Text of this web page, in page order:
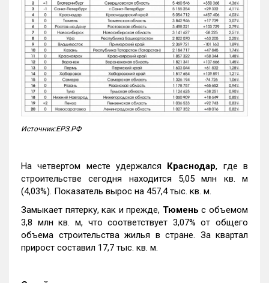
Источник:ЕРЗ.РФ
На четвертом месте удержался Краснодар, где в
строительстве сегодня находится 5,05 млн кв. м
(4,03%). Показатель вырос на 457,4 тыс. кв. м.
Замыкает пятерку, как и прежде, Тюмень с объемом
3,8 млн кв. м, что соответствует 3,07% от общего
объема строительства жилья в стране. За квартал
прирост составил 17,7 тыс. кв. м.